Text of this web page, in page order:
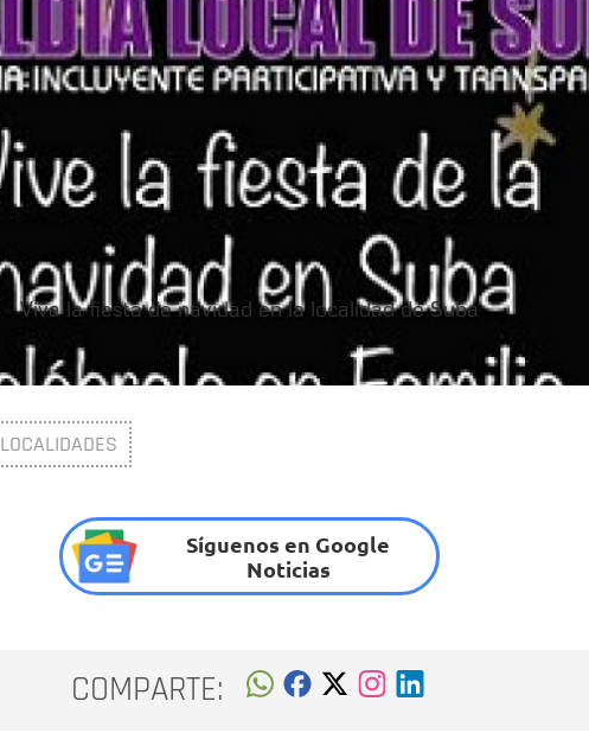
Viva la fiesta de navidad en la localidad de Suba
LOCALIDADES
Síguenos en Google
Noticias
COMPARTE: